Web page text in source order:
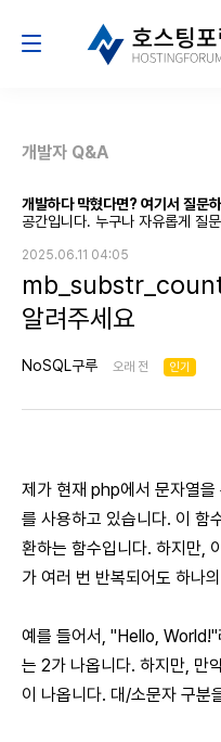
개발자 Q&A
개발하다 막혔다면? 여기서 질문
공간입니다. 누구나 자유롭게 질
2025.06.11 04:05
알려주세요
NoSQL구루 오래 전 인기
제가 현재 php에서 문자열
를 사용하고 있습니다. 이 함
환하는 함수입니다. 하지만,
가 여러 번 반복되어도 하나
예를 들어서, "Hello, World!"
는 2가 나옵니다. 하지만, 만
이 나옵니다. 대/소문자 구분